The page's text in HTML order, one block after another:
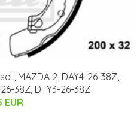
MAZDA 2, DAY4-26-38Z,
38Z, DFY3-26-38Z
EUR